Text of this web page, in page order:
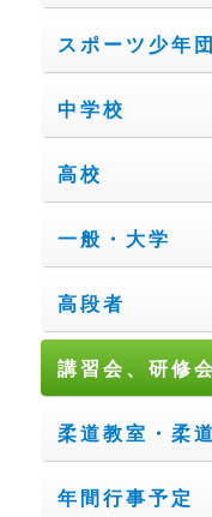
スポーツ少年団
中学校
高校
一般・大学
高段者
講習会、研修
柔道教室・柔
年間行事予定